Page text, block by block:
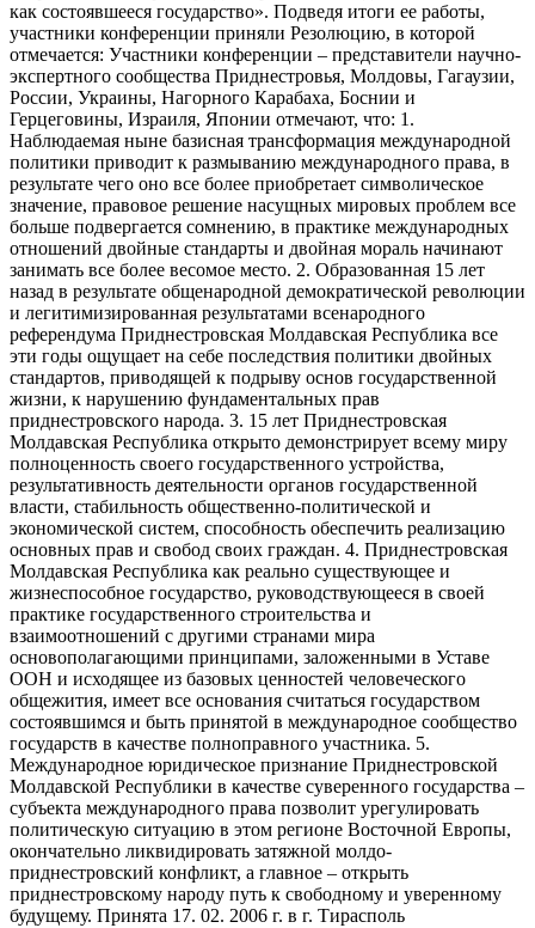
как состоявшееся государство». Подведя итоги ее работы,
участники конференции приняли Резолюцию, в которой
отмечается: Участники конференции – представители научно-
экспертного сообщества Приднестровья, Молдовы, Гагаузии,
России, Украины, Нагорного Карабаха, Боснии и
Герцеговины, Израиля, Японии отмечают, что: 1.
Наблюдаемая ныне базисная трансформация международной
политики приводит к размыванию международного права, в
результате чего оно все более приобретает символическое
значение, правовое решение насущных мировых проблем все
больше подвергается сомнению, в практике международных
отношений двойные стандарты и двойная мораль начинают
занимать все более весомое место. 2. Образованная 15 лет
назад в результате общенародной демократической революции
и легитимизированная результатами всенародного
референдума Приднестровская Молдавская Республика все
эти годы ощущает на себе последствия политики двойных
стандартов, приводящей к подрыву основ государственной
жизни, к нарушению фундаментальных прав
приднестровского народа. 3. 15 лет Приднестровская
Молдавская Республика открыто демонстрирует всему миру
полноценность своего государственного устройства,
результативность деятельности органов государственной
власти, стабильность общественно-политической и
экономической систем, способность обеспечить реализацию
основных прав и свобод своих граждан. 4. Приднестровская
Молдавская Республика как реально существующее и
жизнеспособное государство, руководствующееся в своей
практике государственного строительства и
взаимоотношений с другими странами мира
основополагающими принципами, заложенными в Уставе
ООН и исходящее из базовых ценностей человеческого
общежития, имеет все основания считаться государством
состоявшимся и быть принятой в международное сообщество
государств в качестве полноправного участника. 5.
Международное юридическое признание Приднестровской
Молдавской Республики в качестве суверенного государства –
субъекта международного права позволит урегулировать
политическую ситуацию в этом регионе Восточной Европы,
окончательно ликвидировать затяжной молдо-
приднестровский конфликт, а главное – открыть
приднестровскому народу путь к свободному и уверенному
будущему. Принята 17. 02. 2006 г. в г. Тирасполь